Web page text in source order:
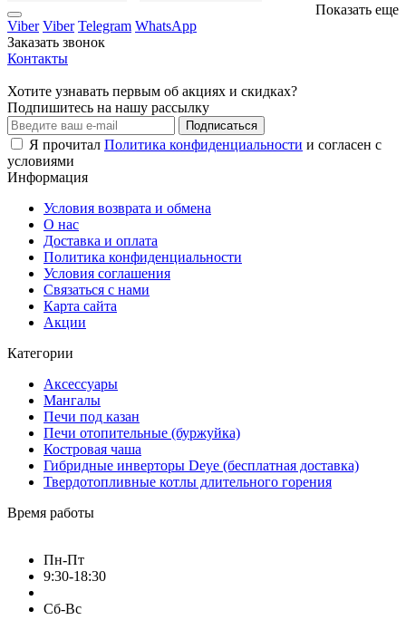
куплю буржуйку
купить печку буржуйку
чугунная буржуйка
буржуйка на дровах
буржуйка длительного горения
мангал
мангал раскладной
мангал с крышкой
буржуйка купить
буржуйка чугунная купить
буржуйки
печь буржуйка
купить буржуйку в Украине
буржуйка для дома
купить набор шампуров в кейсе
набор шампуров подарочный
купить набор шампуров в Украине
набор шампуров на подарок
набор шампуров подарочный в кейсе
мангал в подарок
купить мангал раскладной
Показать еще
Viber Viber Telegram WhatsApp
Заказать звонок
Контакты
Хотите узнавать первым об акциях и скидках?
Подпишитесь на нашу рассылку
Подписаться
Я прочитал Политика конфиденциальности и согласен с
условиями
Информация
Условия возврата и обмена
О нас
Доставка и оплата
Политика конфиденциальности
Условия соглашения
Связаться с нами
Карта сайта
Акции
Категории
Аксессуары
Мангалы
Печи под казан
Печи отопительные (буржуйка)
Костровая чаша
Гибридные инверторы Deye (бесплатная доставка)
Твердотопливные котлы длительного горения
Время работы
Пн-Пт
9:30-18:30
Сб-Вс